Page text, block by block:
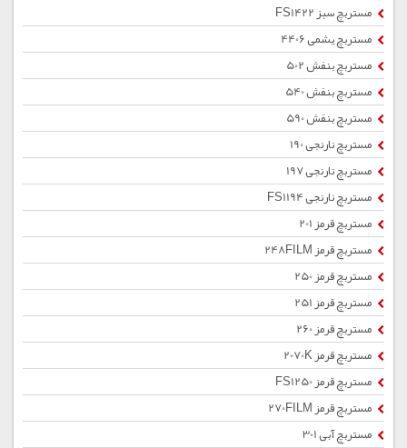
مستربچ سبز FS1422
مستربچ یشمی 4406
مستربچ بنفش 502
مستربچ بنفش 540
مستربچ بنفش 590
مستربچ نارنجی 190
مستربچ نارنجی 197
مستربچ نارنجی FS1194
مستربچ قرمز 201
مستربچ قرمز 248FILM
مستربچ قرمز 250
مستربچ قرمز 251
مستربچ قرمز 260
مستربچ قرمز 2070K
مستربچ قرمز FS1250
مستربچ قرمز 270FILM
مستربچ آبی 301